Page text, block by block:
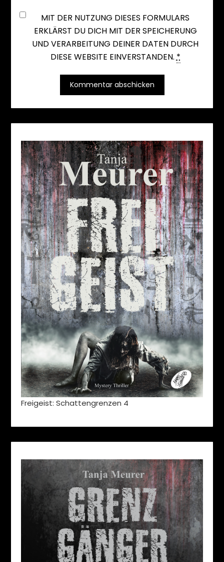
MIT DER NUTZUNG DIESES FORMULARS
ERKLÄRST DU DICH MIT DER SPEICHERUNG
UND VERARBEITUNG DEINER DATEN DURCH
DIESE WEBSITE EINVERSTANDEN.*
Freigeist: Schattengrenzen 4